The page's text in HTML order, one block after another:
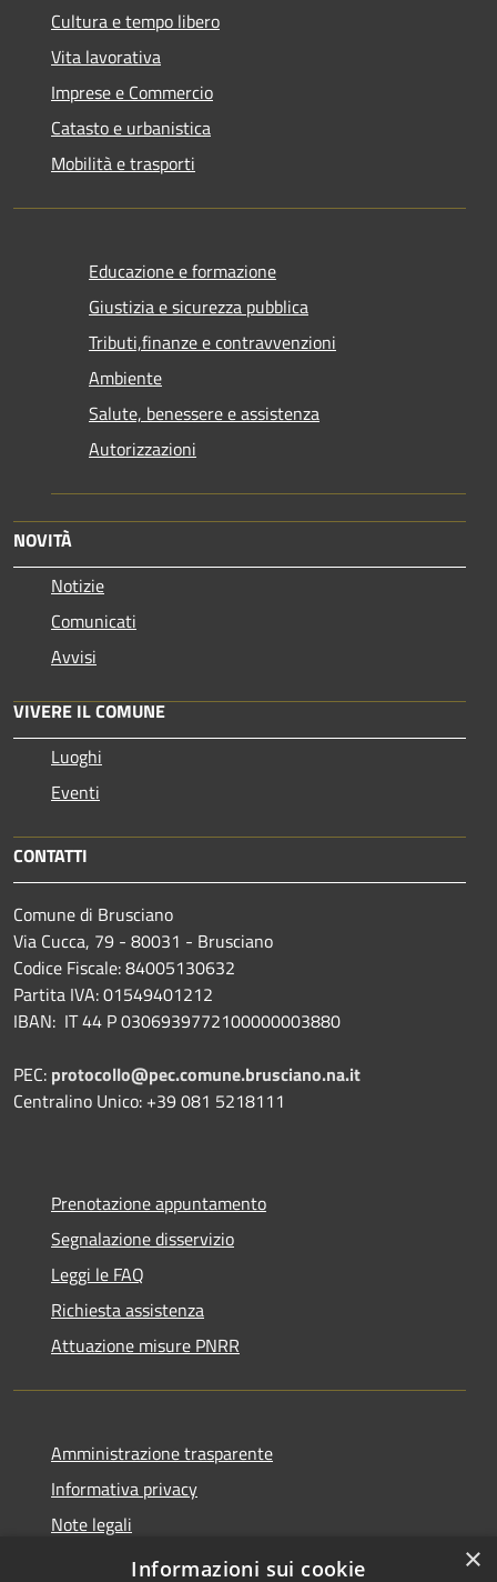
Cultura e tempo libero
Vita lavorativa
Imprese e Commercio
Catasto e urbanistica
Mobilità e trasporti
Educazione e formazione
Giustizia e sicurezza pubblica
Tributi,finanze e contravvenzioni
Ambiente
Salute, benessere e assistenza
Autorizzazioni
NOVITÀ
Notizie
Comunicati
Avvisi
VIVERE IL COMUNE
Luoghi
Eventi
CONTATTI
Comune di Brusciano
Via Cucca, 79 - 80031 - Brusciano
Codice Fiscale: 84005130632
Partita IVA: 01549401212
IBAN: IT 44 P 0306939772100000003880
PEC: protocollo@pec.comune.brusciano.na.it
Centralino Unico: +39 081 5218111
Prenotazione appuntamento
Segnalazione disservizio
Leggi le FAQ
Richiesta assistenza
Attuazione misure PNRR
Amministrazione trasparente
Informativa privacy
Note legali
Dichiarazione di accessibilità
×
Informazioni sui cookie